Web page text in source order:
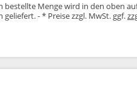
bestellte Menge wird in den oben
- * Preise zzgl. MwSt. ggf.